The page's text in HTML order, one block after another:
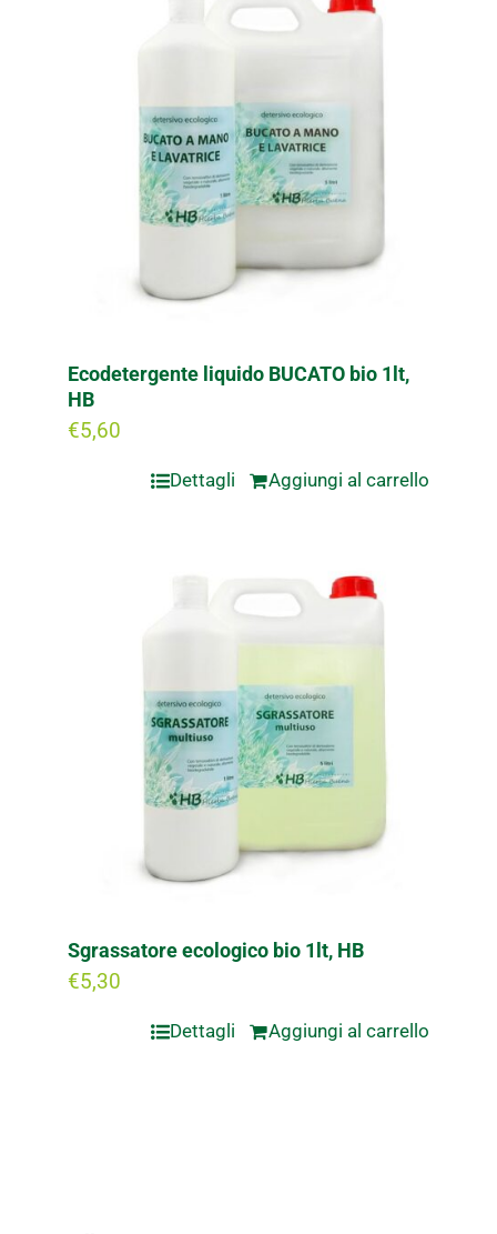
Ecodetergente liquido BUCATO bio 1lt,
HB
€5,60
Aggiungi al carrello
Dettagli
Sgrassatore ecologico bio 1lt, HB
€5,30
Aggiungi al carrello
Dettagli